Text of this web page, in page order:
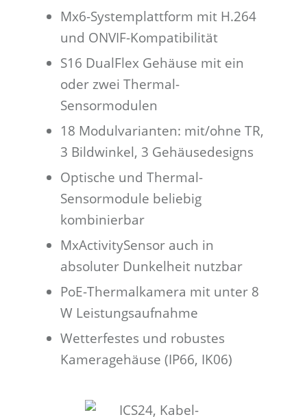
Mx6-Systemplattform mit H.264
und ONVIF-Kompatibilität
S16 DualFlex Gehäuse mit ein
oder zwei Thermal-
Sensormodulen
18 Modulvarianten: mit/ohne TR,
3 Bildwinkel, 3 Gehäusedesigns
Optische und Thermal-
Sensormodule beliebig
kombinierbar
MxActivitySensor auch in
absoluter Dunkelheit nutzbar
PoE-Thermalkamera mit unter 8
W Leistungsaufnahme
Wetterfestes und robustes
Kameragehäuse (IP66, IK06)